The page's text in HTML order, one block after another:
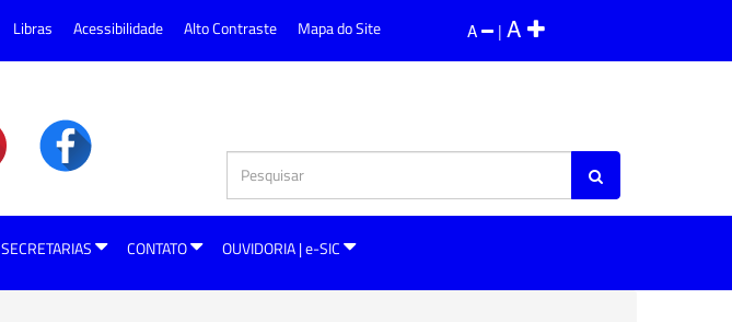
A | A
Libras Acessibilidade Alto Contraste Mapa do Site
SECRETARIAS CONTATO OUVIDORIA | e-SIC